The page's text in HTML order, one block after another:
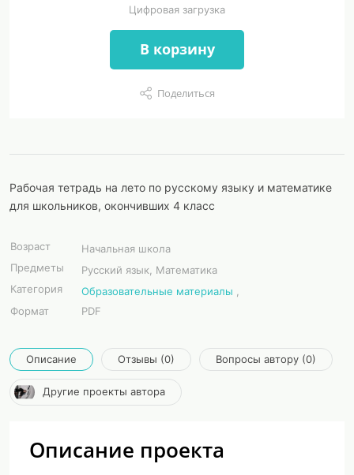
Цифровая загрузка
В корзину
Поделиться
Рабочая тетрадь на лето по русскому языку и математике
для школьников, окончивших 4 класс
Возраст
Начальная школа
Предметы
Русский язык, Математика
Категория
Образовательные материалы
Формат
PDF
Описание Отзывы (0) Вопросы автору (0)
Другие проекты автора
Описание проекта